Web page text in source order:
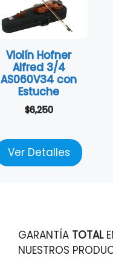
Violín Hofner
Alfred 3/4
AS060V34 con
Estuche
$6,250
Ver Detalles
GARANTÍA TOTAL
NUESTROS